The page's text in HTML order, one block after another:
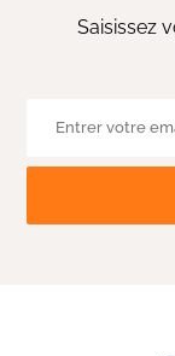
Saisissez